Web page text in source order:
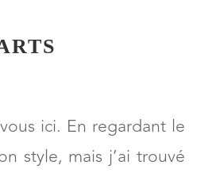
ici. En regardant le
style, mais j’ai trouvé